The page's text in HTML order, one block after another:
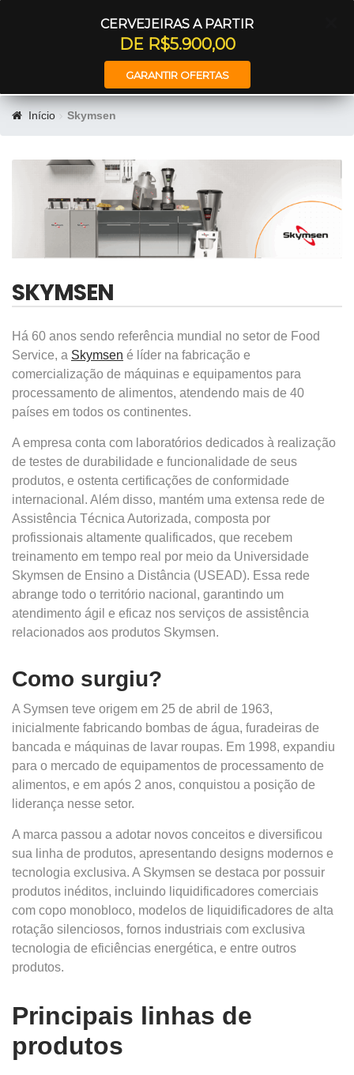
CERVEJEIRAS A PARTIR
DE R$5.900,00
GARANTIR OFERTAS
Início Skymsen
SKYMSEN
Há 60 anos sendo referência mundial no setor de Food
Service, a Skymsen é líder na fabricação e
comercialização de máquinas e equipamentos para
processamento de alimentos, atendendo mais de 40
países em todos os continentes.
A empresa conta com laboratórios dedicados à realização
de testes de durabilidade e funcionalidade de seus
produtos, e ostenta certificações de conformidade
internacional. Além disso, mantém uma extensa rede de
Assistência Técnica Autorizada, composta por
profissionais altamente qualificados, que recebem
treinamento em tempo real por meio da Universidade
Skymsen de Ensino a Distância (USEAD). Essa rede
abrange todo o território nacional, garantindo um
atendimento ágil e eficaz nos serviços de assistência
relacionados aos produtos Skymsen.
Como surgiu?
A Symsen teve origem em 25 de abril de 1963,
inicialmente fabricando bombas de água, furadeiras de
bancada e máquinas de lavar roupas. Em 1998, expandiu
para o mercado de equipamentos de processamento de
alimentos, e em após 2 anos, conquistou a posição de
liderança nesse setor.
A marca passou a adotar novos conceitos e diversificou
sua linha de produtos, apresentando designs modernos e
tecnologia exclusiva. A Skymsen se destaca por possuir
produtos inéditos, incluindo liquidificadores comerciais
com copo monobloco, modelos de liquidificadores de alta
rotação silenciosos, fornos industriais com exclusiva
tecnologia de eficiências energética, e entre outros
produtos.
Principais linhas de
produtos